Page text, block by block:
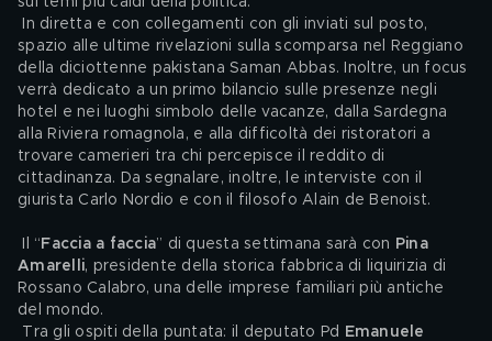
spazio alle ultime rivelazioni sulla scomparsa nel Reggiano
della diciottenne pakistana Saman Abbas. Inoltre, un focus
verrà dedicato a un primo bilancio sulle presenze negli
hotel e nei luoghi simbolo delle vacanze, dalla Sardegna
alla Riviera romagnola, e alla difficoltà dei ristoratori a
trovare camerieri tra chi percepisce il reddito di
cittadinanza. Da segnalare, inoltre, le interviste con il
giurista Carlo Nordio e con il filosofo Alain de Benoist.
Il “ Faccia a faccia” di questa settimana sarà con Pina
Amarelli, presidente della storica fabbrica di liquirizia di
Rossano Calabro, una delle imprese familiari più antiche
del mondo.
Tra gli ospiti della puntata: il deputato Pd
Emanuele